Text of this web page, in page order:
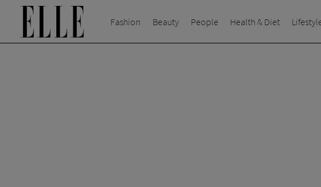
Fashion Beauty People Health & Diet